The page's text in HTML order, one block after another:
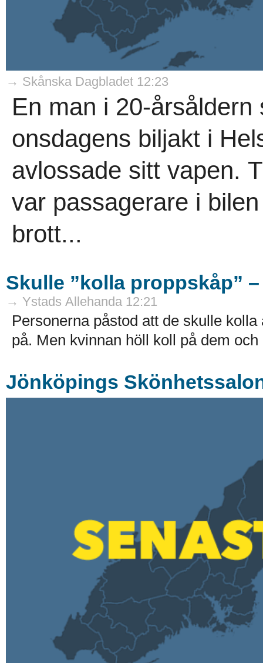
→ Skånska Dagbladet 12:23
En man i 20-
onsdagens biljakt i
avlossade sitt vapen.
var passagerare i
brott...
Skulle ”kolla proppskåp”
→ Ystads Allehanda 12:21
Personerna påstod att de skulle
på. Men kvinnan höll koll på dem
Jönköpings